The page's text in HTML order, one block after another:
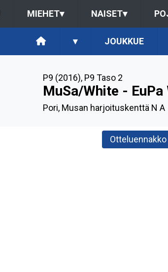
MIEHET▾ NAISET▾
▾ JOUKKUE
P9 (2016), P9 Taso 2
MuSa/White - EuPa
Pori, Musan harjoituskenttä N A
Otteluennakko